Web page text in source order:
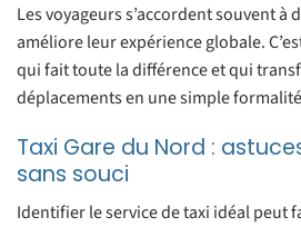
Les voyageurs s’accordent souvent
améliore leur expérience globale.
qui fait toute la différence et qui
déplacements en une simple
Taxi Gare du Nord :
sans souci
Identifier le service de taxi idéal peut